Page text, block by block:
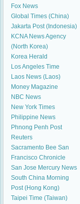
Fox News
Global Times (China)
Jakarta Post (Indonesia)
KCNA News Agency
(North Korea)
Korea Herald
Los Angeles Time
Laos News (Laos)
Money Magazine
NBC News
New York Times
Philippine News
Phnong Penh Post
Reuters
Sacramento Bee San
Francisco Chronicle
San Jose Mercury News
South China Morning
Post (Hong Kong)
Taipei Time (Taiwan)